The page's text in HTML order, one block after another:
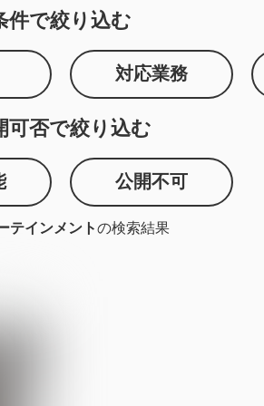
件で絞り込む
対応業務
可否で絞り込む
公開不可
テインメントの検索結果